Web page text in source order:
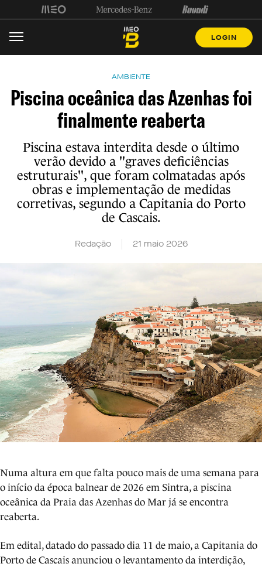
LOGIN
AMBIENTE
Piscina oceânica das Azenhas foi
finalmente reaberta
Piscina estava interdita desde o último
verão devido a "graves deficiências
estruturais", que foram colmatadas após
obras e implementação de medidas
corretivas, segundo a Capitania do Porto
de Cascais.
Redação 21 maio 2026
Numa altura em que falta pouco mais de uma semana para
o início da época balnear de 2026 em Sintra, a piscina
oceânica da Praia das Azenhas do Mar já se encontra
reaberta.
Em edital, datado do passado dia 11 de maio, a Capitania do
Porto de Cascais anunciou o levantamento da interdição,